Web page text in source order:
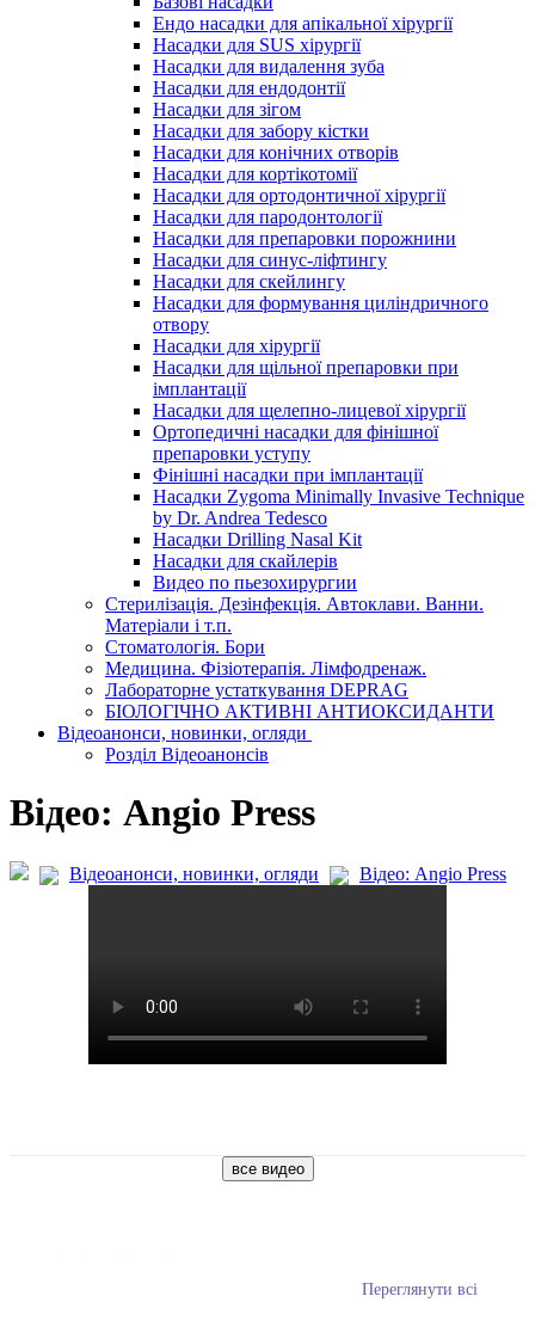
Ендо насадки для апікальної хірургії
Насадки для SUS хірургії
Насадки для видалення зуба
Насадки для ендодонтії
Насадки для зігом
Насадки для забору кістки
Насадки для конічних отворів
Насадки для кортікотомії
Насадки для ортодонтичної хірургії
Насадки для пародонтології
Насадки для препаровки порожнини
Насадки для синус-ліфтингу
Насадки для скейлингу
Насадки для формування циліндричного
отвору
Насадки для хірургії
Насадки для щільної препаровки при
імплантації
Насадки для щелепно-лицевої хірургії
Ортопедичні насадки для фінішної
препаровки уступу
Фінішні насадки при імплантації
Насадки Zygoma Minimally Invasive Technique
by Dr. Andrea Tedesco
Насадки Drilling Nasal Kit
Насадки для скайлерів
Видео по пьезохирургии
Стерилізація. Дезінфекція. Автоклави. Ванни.
Матеріали і т.п.
Стоматологія. Бори
Медицина. Фізіотерапія. Лімфодренаж.
Лабораторне устаткування DEPRAG
БІОЛОГІЧНО АКТИВНІ АНТИОКСИДАНТИ
Відеоанонси, новинки, огляди
Розділ Відеоанонсів
Відео: Angio Press
Відеоанонси, новинки, огляди Відео: Angio Press
Переглянути всі